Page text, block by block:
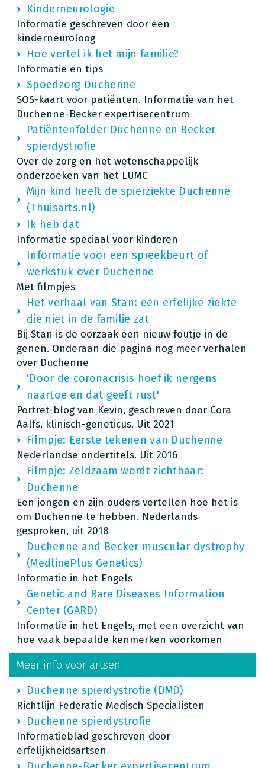
Kinderneurologie
Informatie geschreven door een
kinderneuroloog
Hoe vertel ik het mijn familie?
Informatie en tips
Spoedzorg Duchenne
SOS-kaart voor patiënten. Informatie van het
Duchenne-Becker expertisecentrum
Patiëntenfolder Duchenne en Becker
spierdystrofie
Over de zorg en het wetenschappelijk
onderzoeken van het LUMC
Mijn kind heeft de spierziekte Duchenne
(Thuisarts.nl)
Ik heb dat
Informatie speciaal voor kinderen
Informatie voor een spreekbeurt of
werkstuk over Duchenne
Met filmpjes
Het verhaal van Stan: een erfelijke ziekte
die niet in de familie zat
Bij Stan is de oorzaak een nieuw foutje in de
genen. Onderaan die pagina nog meer verhalen
over Duchenne
'Door de coronacrisis hoef ik nergens
naartoe en dat geeft rust'
Portret-blog van Kevin, geschreven door Cora
Aalfs, klinisch-geneticus. Uit 2021
Filmpje: Eerste tekenen van Duchenne
Nederlandse ondertitels. Uit 2016
Filmpje: Zeldzaam wordt zichtbaar:
Duchenne
Een jongen en zijn ouders vertellen hoe het is
om Duchenne te hebben. Nederlands
gesproken, uit 2018
Duchenne and Becker muscular dystrophy
(MedlinePlus Genetics)
Informatie in het Engels
Genetic and Rare Diseases Information
Center (GARD)
Informatie in het Engels, met een overzicht van
hoe vaak bepaalde kenmerken voorkomen
Meer info voor artsen
Duchenne spierdystrofie (DMD)
Richtlijn Federatie Medisch Specialisten
Duchenne spierdystrofie
Informatieblad geschreven door
erfelijkheidsartsen